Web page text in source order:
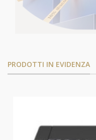
PRODOTTI IN EVIDENZA